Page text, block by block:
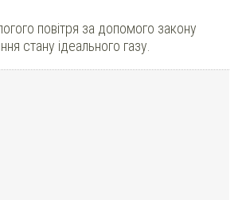
повітря за допомого закону
стану ідеального газу.